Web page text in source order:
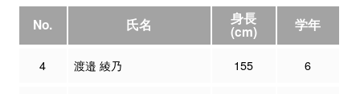
No. 氏名 身長
(cm) 学年
4 渡邉 綾乃 155 6